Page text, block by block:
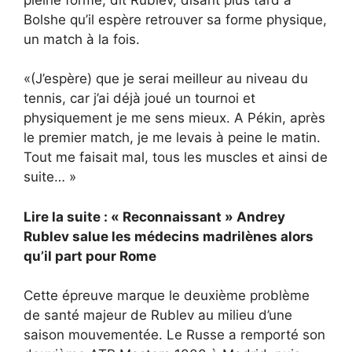
Bolshe qu’il espère retrouver sa forme physique,
un match à la fois.
«(J’espère) que je serai meilleur au niveau du
tennis, car j’ai déjà joué un tournoi et
physiquement je me sens mieux. A Pékin, après
le premier match, je me levais à peine le matin.
Tout me faisait mal, tous les muscles et ainsi de
suite… »
Lire la suite : « Reconnaissant » Andrey
Rublev salue les médecins madrilènes alors
qu’il part pour Rome
Cette épreuve marque le deuxième problème
de santé majeur de Rublev au milieu d’une
saison mouvementée. Le Russe a remporté son